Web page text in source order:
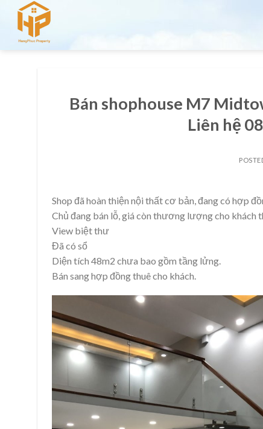
content
Bán shophouse M7
Liên hệ
Shop đã hoàn thiện nội thất cơ bản, đang có hợp
Chủ đang bán lỗ, giá còn thương lượng cho khách
View biệt thư
Đã có sổ
Diện tích 48m2 chưa bao gồm tầng lửng.
Bán sang hợp đồng thuê cho khách.